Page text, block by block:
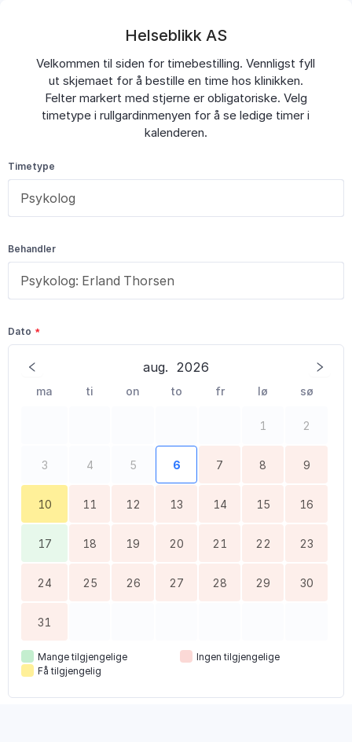
Helseblikk AS
Velkommen til siden for timebestilling. Vennligst fyll
ut skjemaet for å bestille en time hos klinikken.
Felter markert med stjerne er obligatoriske. Velg
timetype i rullgardinmenyen for å se ledige timer i
kalenderen.
Timetype
Behandler
Dato
aug. 2026
ma ti on to fr lø sø
1 2
3 4 5 6 7 8 9
10 11 12 13 14 15 16
17 18 19 20 21 22 23
24 25 26 27 28 29 30
31
Mange tilgjengelige
Ingen tilgjengelige
Få tilgjengelig